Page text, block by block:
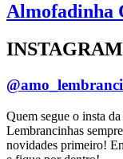
Almofadinha
INSTAGRAM
Quem segue o insta
Lembrancinhas
novidades primeiro!